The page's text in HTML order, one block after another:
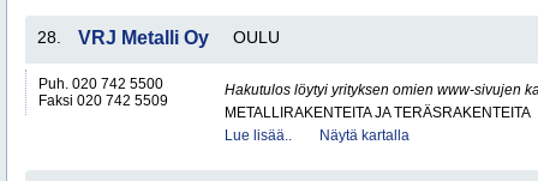
28. VRJ Metalli Oy OULU
Puh. 020 742 5500
Faksi 020 742 5509
Hakutulos löytyi yrityksen omien www-sivujen
METALLIRAKENTEITA JA TERÄSRAKENTEITA
Lue lisää..
Näytä kartalla